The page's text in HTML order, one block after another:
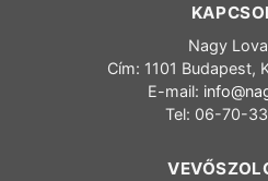
Nagy
Cím: 1101 Budapest,
E-mail:
Tel: 06-70-